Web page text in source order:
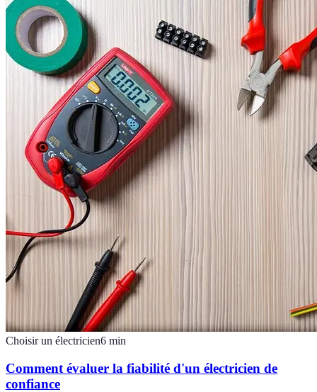
Choisir un électricien6 min
Comment évaluer la fiabilité d'un électricien de
confiance